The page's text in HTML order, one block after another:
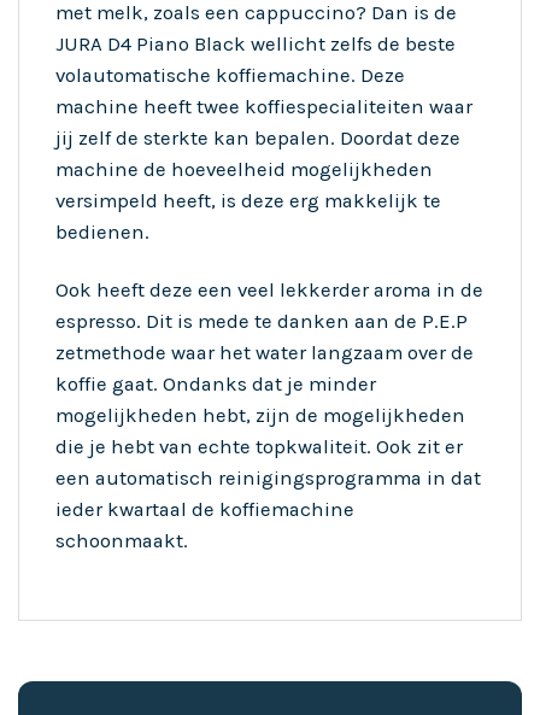
met melk, zoals een cappuccino? Dan is de
JURA D4 Piano Black wellicht zelfs de beste
volautomatische koffiemachine. Deze
machine heeft twee koffiespecialiteiten waar
jij zelf de sterkte kan bepalen. Doordat deze
machine de hoeveelheid mogelijkheden
versimpeld heeft, is deze erg makkelijk te
bedienen.
Ook heeft deze een veel lekkerder aroma in de
espresso. Dit is mede te danken aan de P.E.P
zetmethode waar het water langzaam over de
koffie gaat. Ondanks dat je minder
mogelijkheden hebt, zijn de mogelijkheden
die je hebt van echte topkwaliteit. Ook zit er
een automatisch reinigingsprogramma in dat
ieder kwartaal de koffiemachine
schoonmaakt.